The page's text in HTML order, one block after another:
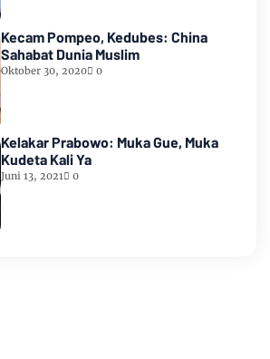
Kecam Pompeo, Kedubes: China
Sahabat Dunia Muslim
Oktober 30, 2020 0
Kelakar Prabowo: Muka Gue, Muka
Kudeta Kali Ya
Juni 13, 2021 0